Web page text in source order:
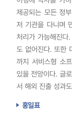
제공되는 모든 정
저 기관을 다니며
처리가 가능해진
도 없어진다. 또한
까지 서비스형 소
있을 전망이다. 글
서 해외 진출 성과
홍일표